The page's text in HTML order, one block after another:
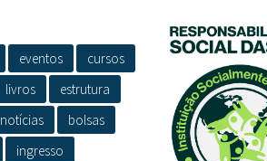
eventos
cursos
livros
estrutura
notícias
bolsas
ingresso